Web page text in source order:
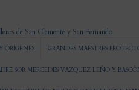
ORÍGENES GRANDES MAESTRES
SOR MERCEDES VAZQUEZ LEÑO Y